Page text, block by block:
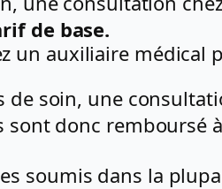
de base.
un auxiliaire médical
soin, une
sont donc remboursé
soumis dans la